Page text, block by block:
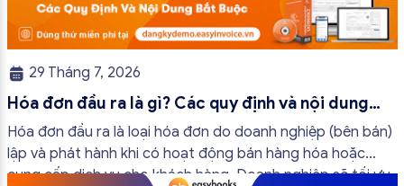
29 Tháng 7, 2026
Hóa đơn đầu ra là gì? Các quy định và nội dung
bắt buộc mới nhất
Hóa đơn đầu ra là loại hóa đơn do doanh nghiệp (bên bán)
lập và phát hành khi có hoạt động bán hàng hóa hoặc
cung cấp dịch vụ cho khách hàng. Doanh nghiệp sẽ tối ưu